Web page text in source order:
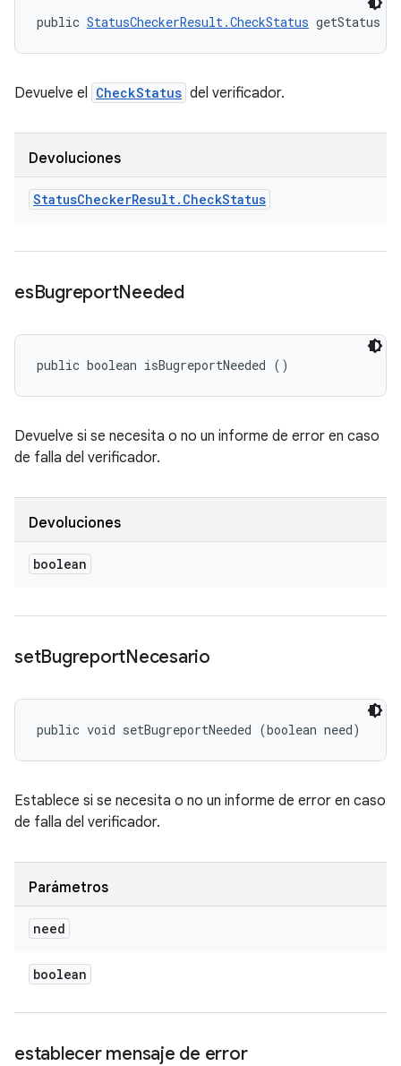
public StatusCheckerResult.CheckStatus getStatus
Devuelve el CheckStatus del verificador.
Devoluciones
StatusCheckerResult. CheckStatus
esBugreportNeeded
public boolean isBugreportNeeded ()
Devuelve si se necesita o no un informe de error en caso
de falla del verificador.
Devoluciones
boolean
setBugreportNecesario
public void setBugreportNeeded (boolean need)
Establece si se necesita o no un informe de error en caso
de falla del verificador.
Parámetros
need
boolean
establecer mensaje de error